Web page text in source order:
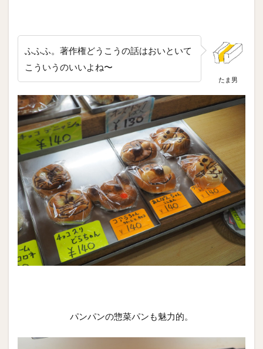
たま男
ふふふ。著作権どうこうの話はおいといて
こういうのいいよね〜
パンパンの惣菜パンも魅力的。